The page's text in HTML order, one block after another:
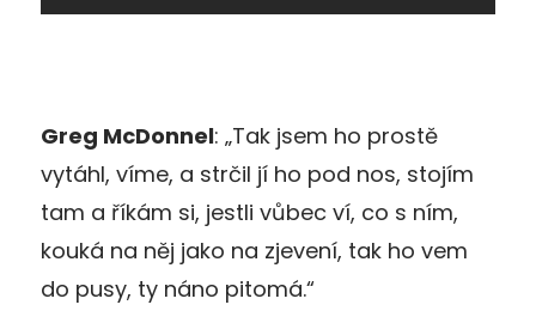
Greg McDonnel: „Tak jsem ho prostě
vytáhl, víme, a strčil jí ho pod nos, stojím
tam a říkám si, jestli vůbec ví, co s ním,
kouká na něj jako na zjevení, tak ho vem
do pusy, ty náno pitomá.“